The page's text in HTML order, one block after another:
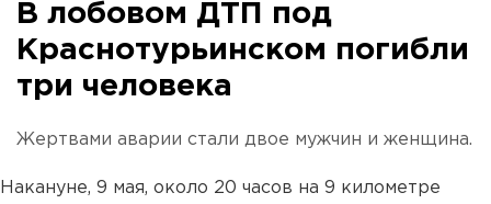
В лобовом ДТП под
Краснотурьинском погибли
три человека
Жертвами аварии стали двое мужчин и женщина.
Накануне, 9 мая, около 20 часов на 9 километре